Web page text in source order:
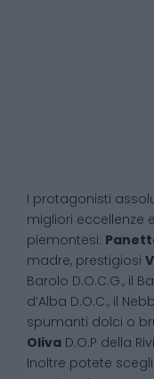
I protagonisti
migliori eccellenze
piemontesi:
madre, prestigiosi
Barolo D.O.C.G., il
d’Alba D.O.C., il
spumanti dolci o
Oliva D.O.P della
Inoltre potete